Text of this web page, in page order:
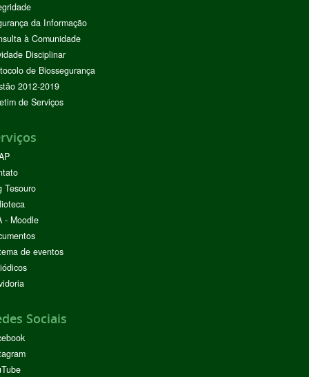
da Informação
à Comunidade
Disciplinar
de Biossegurança
2012-2019
de Serviços
Tesouro
- Moodle
de eventos
Sociais